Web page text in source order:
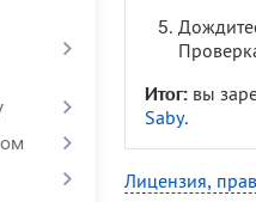
Итог: вы
Saby.
Лицензия,